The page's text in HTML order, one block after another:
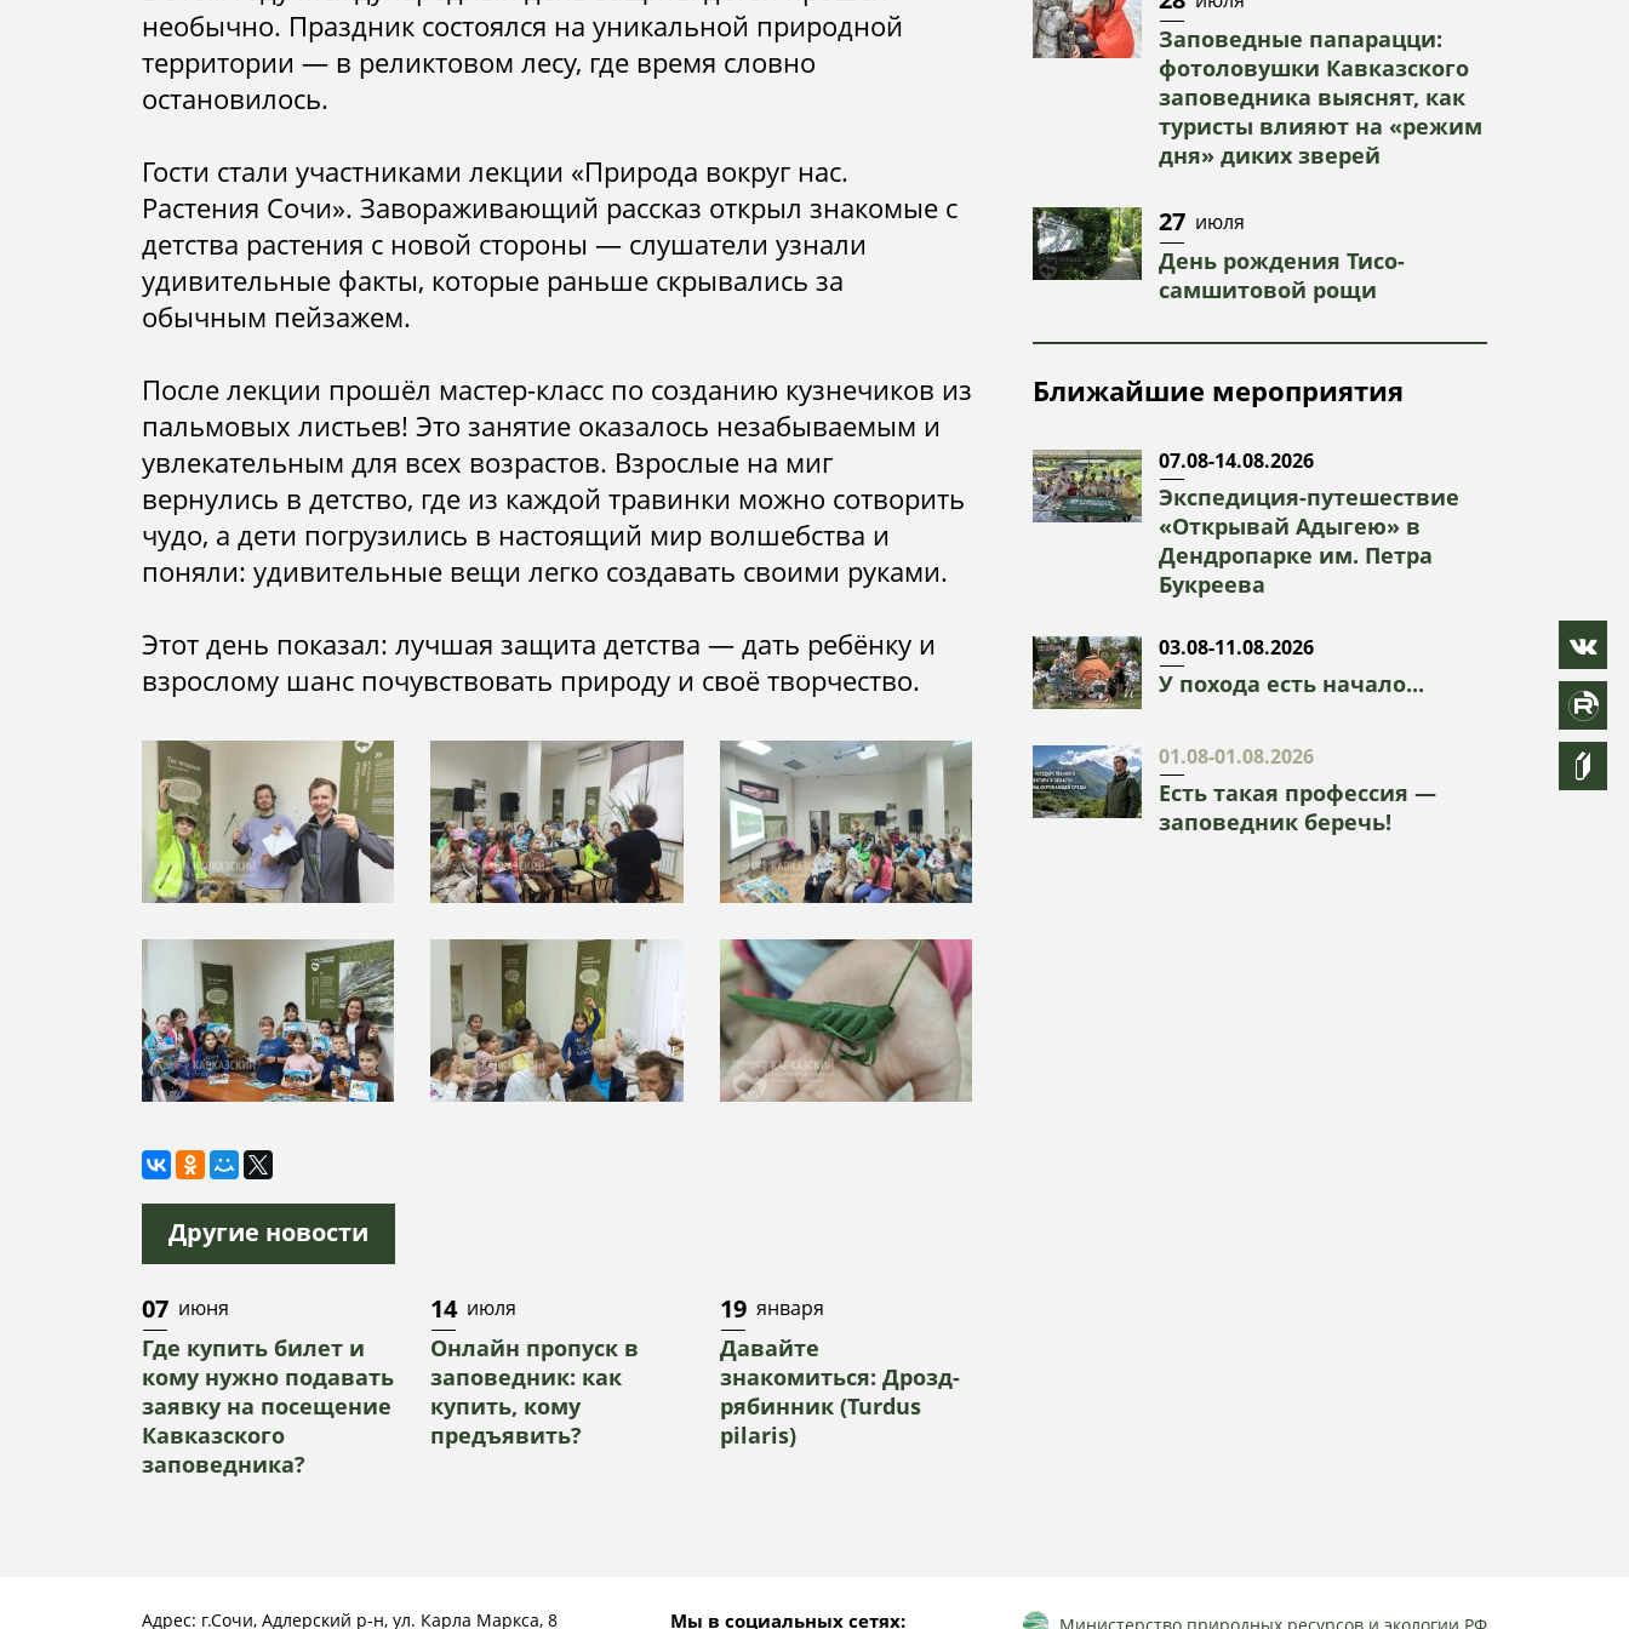
Почвы
Рельеф
Растительный
и животный
мир
люди
надзорная
деятельность
посещения
необычно. Праздник состоялся на уникальной природной
территории — в реликтовом лесу, где время словно
остановилось.
Гости стали участниками лекции «Природа вокруг нас.
Растения Сочи». Завораживающий рассказ открыл знакомые с
детства растения с новой стороны — слушатели узнали
удивительные факты, которые раньше скрывались за
обычным пейзажем.
После лекции прошёл мастер-класс по созданию кузнечиков из
пальмовых листьев! Это занятие оказалось незабываемым и
увлекательным для всех возрастов. Взрослые на миг
вернулись в детство, где из каждой травинки можно сотворить
чудо, а дети погрузились в настоящий мир волшебства и
поняли: удивительные вещи легко создавать своими руками.
Этот день показал: лучшая защита детства — дать ребёнку и
взрослому шанс почувствовать природу и своё творчество.
Другие новости
07 июня
Где купить билет и
кому нужно подавать
заявку на посещение
Кавказского
заповедника?
14 июля
Онлайн пропуск в
заповедник: как
купить, кому
предъявить?
19 января
Давайте
знакомиться: Дрозд-
рябинник (Turdus
pilaris)
Заповедные папарацци:
фотоловушки Кавказского
заповедника выяснят, как
туристы влияют на «режим
дня» диких зверей
27 июля
День рождения Тисо-
самшитовой рощи
Ближайшие мероприятия
07.08-14.08.2026
Экспедиция-путешествие
«Открывай Адыгею» в
Дендропарке им. Петра
Букреева
03.08-11.08.2026
У похода есть начало...
01.08-01.08.2026
Есть такая профессия —
заповедник беречь!
Адрес: г.Сочи, Адлерский р-н, ул. Карла Маркса, 8 Мы в социальных сетях: